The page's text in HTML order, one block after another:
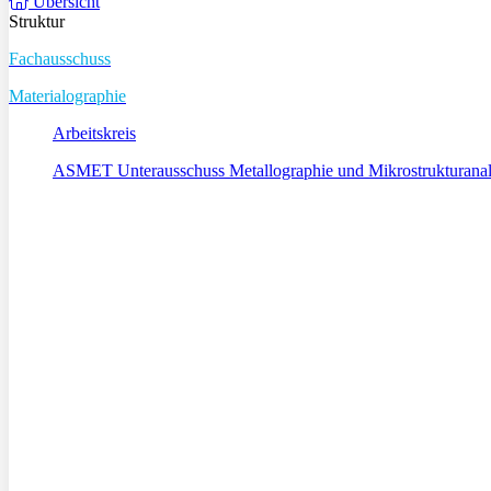
Struktur
Fachausschuss
Materialographie
Arbeitskreis
ASMET Unterausschuss Metallographie und